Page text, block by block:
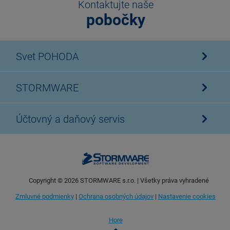
Kontaktujte naše
pobočky
Svet POHODA
STORMWARE
Účtovný a daňový servis
Copyright © 2026STORMWARE s.r.o. | Všetky práva vyhradené
Zmluvné podmienky | Ochrana osobných údajov | Nastavenie cookies
Hore